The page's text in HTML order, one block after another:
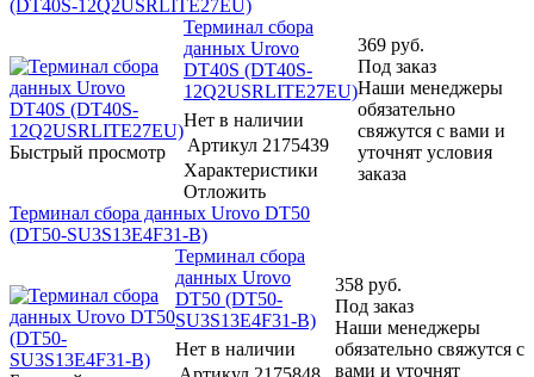
(DT40S-12Q2USRLITE27EU)
Быстрый просмотр
Терминал сбора
данных Urovo
DT40S (DT40S-
12Q2USRLITE27EU)
Нет в наличии
Артикул 2175439
Характеристики
Отложить
369 руб.
Под заказ
Наши менеджеры
обязательно
свяжутся с вами и
уточнят условия
заказа
Терминал сбора данных Urovo DT50
(DT50-SU3S13E4F31-B)
Терминал сбора
данных Urovo
DT50 (DT50-
SU3S13E4F31-B)
Нет в наличии
358 руб.
Под заказ
Наши менеджеры
обязательно свяжутся с
вами и уточнят